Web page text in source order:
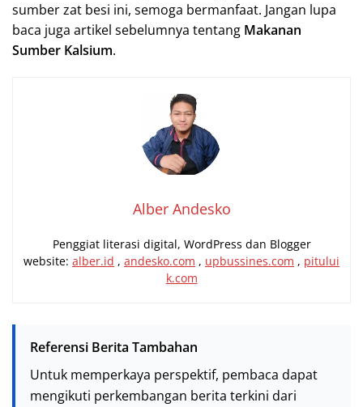
sumber zat besi ini, semoga bermanfaat. Jangan lupa
baca juga artikel sebelumnya tentang Makanan
Sumber Kalsium.
Alber Andesko
Penggiat literasi digital, WordPress dan Blogger
website: alber.id , andesko.com , upbussines.com , pitului
k.com
Referensi Berita Tambahan
Untuk memperkaya perspektif, pembaca dapat
mengikuti perkembangan berita terkini dari